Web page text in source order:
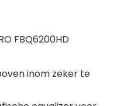
FBQ6200HD
inom zeker te